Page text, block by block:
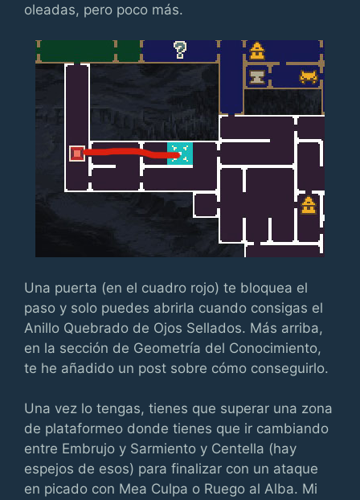
oleadas, pero poco más.
Una puerta (en el cuadro rojo) te bloquea el
paso y solo puedes abrirla cuando consigas el
Anillo Quebrado de Ojos Sellados. Más arriba,
en la sección de Geometría del Conocimiento,
te he añadido un post sobre cómo conseguirlo.
Una vez lo tengas, tienes que superar una zona
de plataformeo donde tienes que ir cambiando
entre Embrujo y Sarmiento y Centella (hay
espejos de esos) para finalizar con un ataque
en picado con Mea Culpa o Ruego al Alba. Mi